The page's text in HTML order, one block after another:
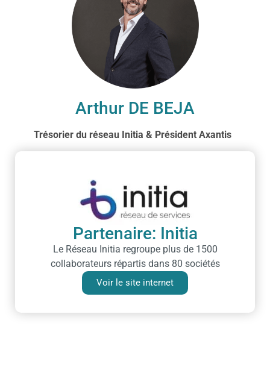
Arthur DE BEJA
Trésorier du réseau Initia & Président Axantis
Partenaire: Initia
Le Réseau Initia regroupe plus de 1500
collaborateurs répartis dans 80 sociétés
Voir le site internet